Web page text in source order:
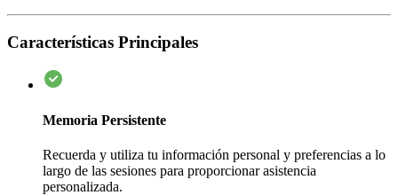
Características Principales
Memoria Persistente
Recuerda y utiliza tu información personal y preferencias a lo
largo de las sesiones para proporcionar asistencia
personalizada.